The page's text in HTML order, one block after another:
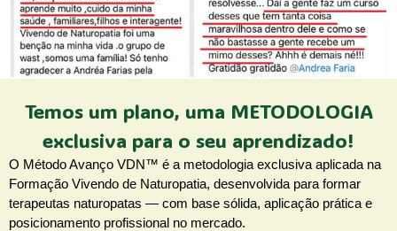
Temos um plano, uma METODOLOGIA
exclusiva para o seu aprendizado!
O Método Avanço VDN™ é a metodologia exclusiva aplicada na
Formação Vivendo de Naturopatia, desenvolvida para formar
terapeutas naturopatas — com base sólida, aplicação prática e
posicionamento profissional no mercado.